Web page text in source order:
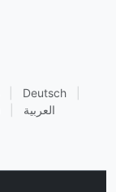
Deutsch
العربية